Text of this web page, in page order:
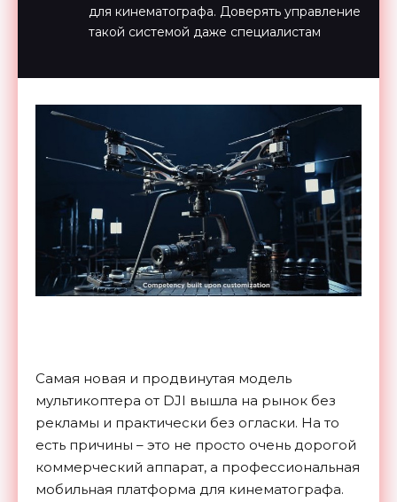
для кинематографа. Доверять управление
такой системой даже специалистам
Самая новая и продвинутая модель
мультикоптера от DJI вышла на рынок без
рекламы и практически без огласки. На то
есть причины – это не просто очень дорогой
коммерческий аппарат, а профессиональная
мобильная платформа для кинематографа.